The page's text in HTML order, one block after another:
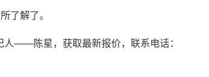
了解了。
——陈星，获取最新报价，联系电话：